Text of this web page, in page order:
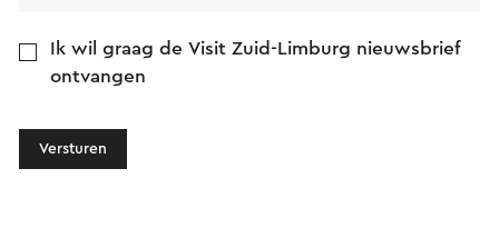
Ik wil graag de Visit Zuid-Limburg nieuwsbrief
ontvangen
Versturen